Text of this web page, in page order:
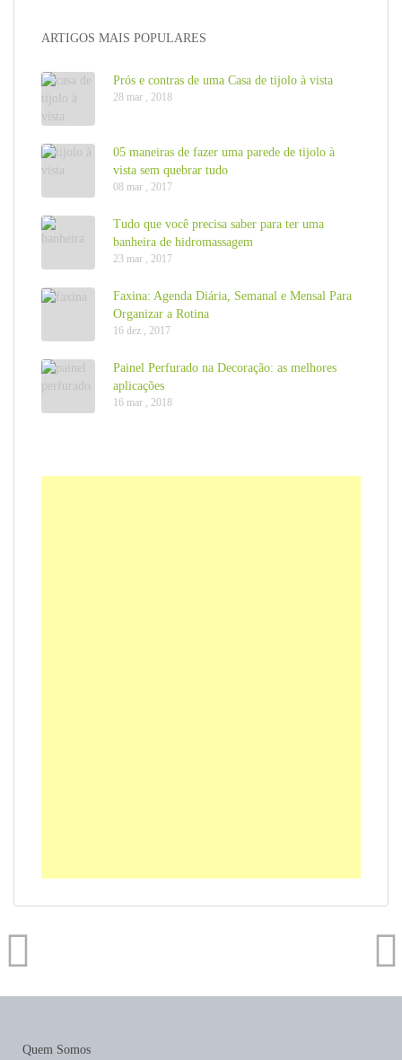
ARTIGOS MAIS POPULARES
Prós e contras de uma Casa de tijolo à vista
28 mar , 2018
05 maneiras de fazer uma parede de tijolo à
vista sem quebrar tudo
08 mar , 2017
Tudo que você precisa saber para ter uma
banheira de hidromassagem
23 mar , 2017
Faxina: Agenda Diária, Semanal e Mensal Para
Organizar a Rotina
16 dez , 2017
Painel Perfurado na Decoração: as melhores
aplicações
16 mar , 2018
Quem Somos